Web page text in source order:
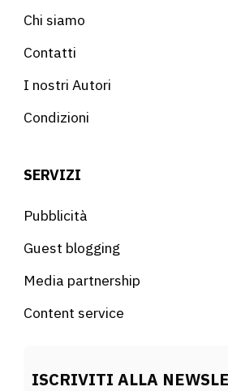
Chi siamo
Contatti
I nostri Autori
Condizioni
SERVIZI
Pubblicità
Guest blogging
Media partnership
Content service
ISCRIVITI ALLA